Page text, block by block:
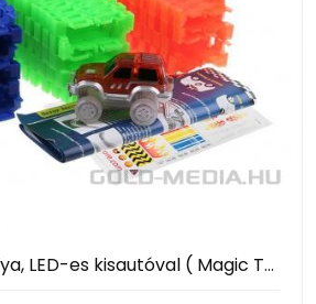
Mágikus autópálya, LED-es kisautóval ( Magic Tracks Glow-in-the-Dark Race Car Tracks ) sötétben világító